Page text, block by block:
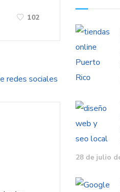
102
28 de julio